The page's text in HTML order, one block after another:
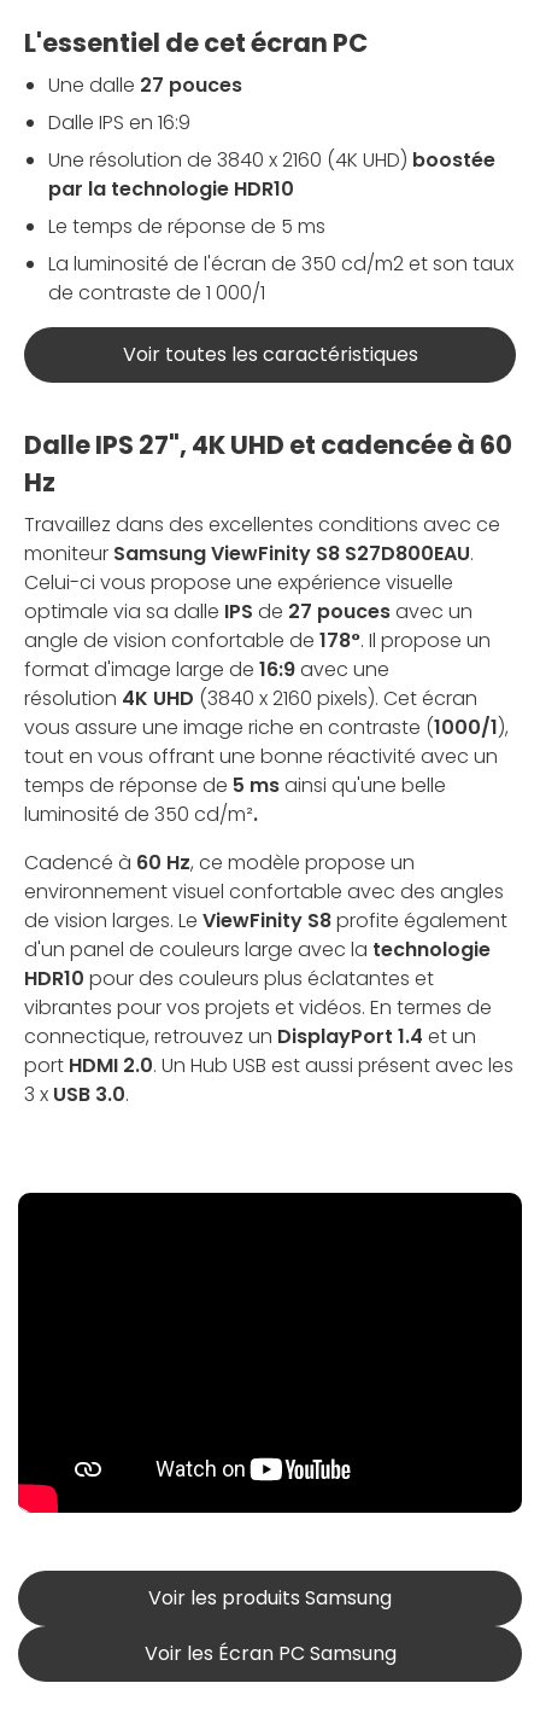
L'essentiel de cet écran PC
Une dalle 27 pouces
Dalle IPS en 16:9
Une résolution de 3840 x 2160 (4K UHD) boostée
par la technologie HDR10
Le temps de réponse de 5 ms
La luminosité de l'écran de 350 cd/m2 et son taux
de contraste de 1 000/1
Voir toutes les caractéristiques
Dalle IPS 27", 4K UHD et cadencée à 60
Hz
Travaillez dans des excellentes conditions avec ce
moniteur Samsung ViewFinity S8 S27D800EAU.
Celui-ci vous propose une expérience visuelle
optimale via sa dalle IPS de 27 poucesavec un
angle de vision confortable de 178°. Il propose un
format d'image large de 16:9avec une
résolution 4K UHD (3840 x 2160 pixels). Cet écran
vous assure une image riche en contraste (1000/1),
tout en vous offrant une bonne réactivité avec un
temps de réponse de 5 msainsi qu'une belle
luminosité de 350 cd/m².
Cadencé à 60 Hz, ce modèle propose un
environnement visuel confortable avec des angles
de vision larges. Le ViewFinity S8profite également
d'un panel de couleurs large avec la technologie
HDR10 pour des couleurs plus éclatantes et
vibrantes pour vos projets et vidéos. En termes de
connectique, retrouvez un DisplayPort 1.4 et un
port HDMI 2.0. Un Hub USB est aussi présent avec les
3 x USB 3.0.
Voir les produits Samsung
Voir les Écran PC Samsung